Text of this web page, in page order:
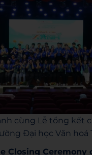
cùng Lễ tổng kết
Đại học Văn hoá
Closing Ceremony